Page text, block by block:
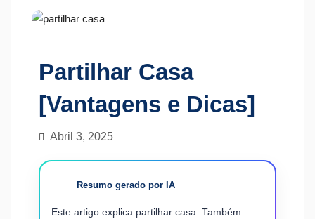
Partilhar Casa
[Vantagens e Dicas]
Abril 3, 2025
Resumo gerado por IA
Este artigo explica partilhar casa. Também